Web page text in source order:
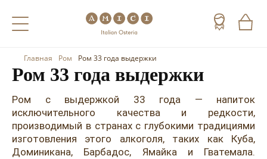
Назад
Холодные напитки
Чай
Кофе
Назад
Шампанское
Игристое вино
Назад
Коньяк
Арманьяк
Главная Ром Ром 33 года выдержки
Ром 33 года выдержки
Ром с выдержкой 33 года — напиток
исключительного качества и редкости,
производимый в странах с глубокими традициями
изготовления этого алкоголя, таких как Куба,
Доминикана, Барбадос, Ямайка и Гватемала.